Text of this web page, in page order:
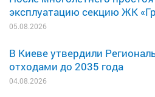
эксплуатацию секцию ЖК
05.08.2026
В Киеве утвердили
отходами до 2035 года
04.08.2026